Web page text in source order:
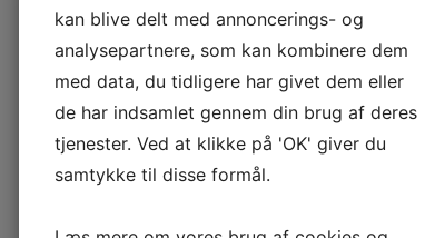
10
digitale
kan blive delt med annoncerings- og
analysepartnere, som kan kombinere dem
med data, du tidligere har givet dem eller
de har indsamlet gennem din brug af deres
tjenester. Ved at klikke på 'OK' giver du
samtykke til disse formål.